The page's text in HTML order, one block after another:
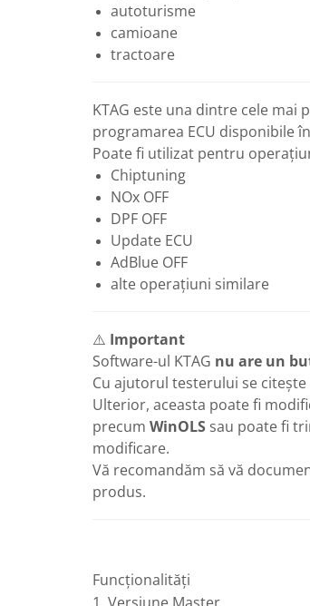
autoturisme
camioane
tractoare
KTAG este una dintre cele
programarea ECU disponibile
Poate fi utilizat pentru
Chiptuning
NOx OFF
DPF OFF
Update ECU
AdBlue OFF
alte operațiuni similare
⚠️ Important
Software-ul KTAG nu are un
Cu ajutorul testerului se citește
Ulterior, aceasta poate fi
precum WinOLS sau poate fi
modificare.
Vă recomandăm să vă
produs.
Funcționalități